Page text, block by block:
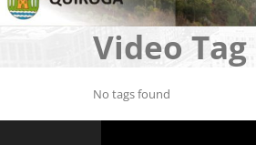
Video Tag
No tags found